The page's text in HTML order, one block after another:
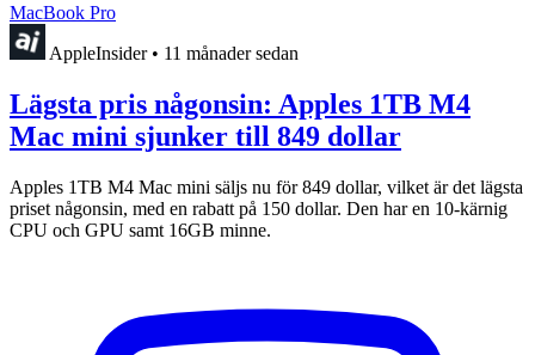
MacBook Pro
AppleInsider • 11 månader sedan
Lägsta pris någonsin: Apples 1TB M4
Mac mini sjunker till 849 dollar
Apples 1TB M4 Mac mini säljs nu för 849 dollar, vilket är det lägsta
priset någonsin, med en rabatt på 150 dollar. Den har en 10-kärnig
CPU och GPU samt 16GB minne.